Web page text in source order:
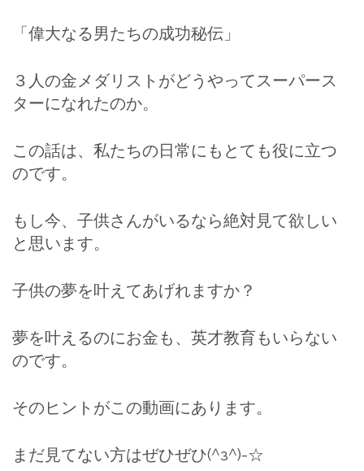
「偉大なる男たちの成功秘伝」
３人の金メダリストがどうやってスーパース
ターになれたのか。
この話は、私たちの日常にもとても役に立つ
のです。
もし今、子供さんがいるなら絶対見て欲しい
と思います。
子供の夢を叶えてあげれますか？
夢を叶えるのにお金も、英才教育もいらない
のです。
そのヒントがこの動画にあります。
まだ見てない方はぜひぜひ(^з^)-☆